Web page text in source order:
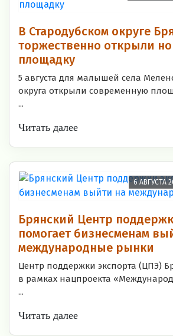
В Стародубском округе
торжественно открыли
площадку
5 августа для малышей села
округа открыли современную
...
Читать далее
6 АВГУСТА
Брянский Центр
помогает бизнесменам
международные рынки
Центр поддержки экспорта (ЦПЭ)
в рамках нацпроекта
...
Читать далее